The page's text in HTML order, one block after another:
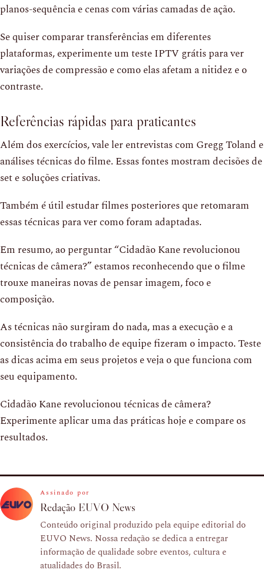
planos-sequência e cenas com várias camadas de ação.
Se quiser comparar transferências em diferentes
plataformas, experimente um teste IPTV grátis para ver
variações de compressão e como elas afetam a nitidez e o
contraste.
Referências rápidas para praticantes
Além dos exercícios, vale ler entrevistas com Gregg Toland e
análises técnicas do filme. Essas fontes mostram decisões de
set e soluções criativas.
Também é útil estudar filmes posteriores que retomaram
essas técnicas para ver como foram adaptadas.
Em resumo, ao perguntar “Cidadão Kane revolucionou
técnicas de câmera?” estamos reconhecendo que o filme
trouxe maneiras novas de pensar imagem, foco e
composição.
As técnicas não surgiram do nada, mas a execução e a
consistência do trabalho de equipe fizeram o impacto. Teste
as dicas acima em seus projetos e veja o que funciona com
seu equipamento.
Cidadão Kane revolucionou técnicas de câmera?
Experimente aplicar uma das práticas hoje e compare os
resultados.
Assinado por
Redação EUVO News
Conteúdo original produzido pela equipe editorial do
EUVO News. Nossa redação se dedica a entregar
informação de qualidade sobre eventos, cultura e
atualidades do Brasil.